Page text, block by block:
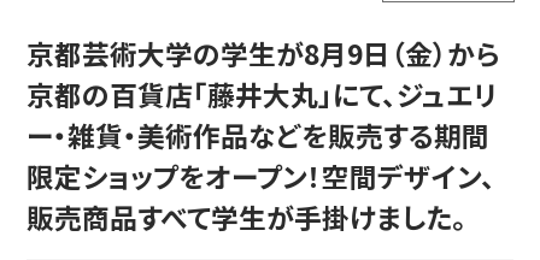
教育・社会連携
学生生活・就職
京都芸術大学の学生が8月9日（金）から
京都の百貨店「藤井大丸」にて、ジュエリ
ー・雑貨・美術作品などを販売する期間
限定ショップをオープン！空間デザイン、
販売商品すべて学生が手掛けました。